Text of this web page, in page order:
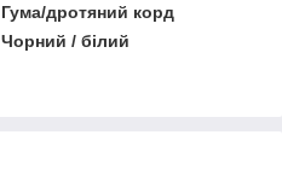
Гума/дротяний корд
Чорний / білий